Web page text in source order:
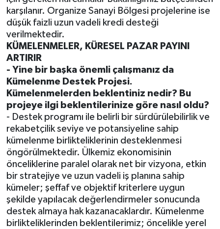
karşılanır. Organize Sanayi Bölgesi projelerine ise
düşük faizli uzun vadeli kredi desteği
verilmektedir.
KÜMELENMELER, KÜRESEL PAZAR PAYINI
ARTIRIR
- Yine bir başka önemli çalışmanız da
Kümelenme Destek Projesi.
Kümelenmelerden beklentiniz nedir? Bu
projeye ilgi beklentilerinize göre nasıl oldu?
- Destek programı ile belirli bir sürdürülebilirlik ve
rekabetçilik seviye ve potansiyeline sahip
kümelenme birlikteliklerinin desteklenmesi
öngörülmektedir. Ülkemiz ekonomisinin
önceliklerine paralel olarak net bir vizyona, etkin
bir stratejiye ve uzun vadeli iş planına sahip
kümeler; şeffaf ve objektif kriterlere uygun
şekilde yapılacak değerlendirmeler sonucunda
destek almaya hak kazanacaklardır. Kümelenme
birlikteliklerinden beklentilerimiz; öncelikle yerel